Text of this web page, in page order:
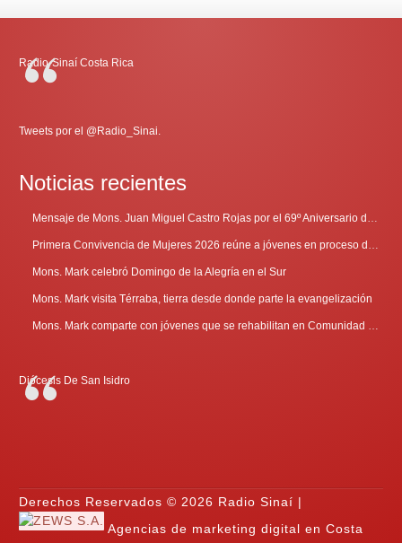
Radio-Sinaí Costa Rica
Tweets por el @Radio_Sinai.
Noticias recientes
Mons. Mark celebró Domingo de la Alegría en el Sur
Mons. Mark visita Térraba, tierra desde donde parte la evangelización
Diócesis De San Isidro
Derechos Reservados © 2026 Radio Sinaí |
Agencias de marketing digital en Costa